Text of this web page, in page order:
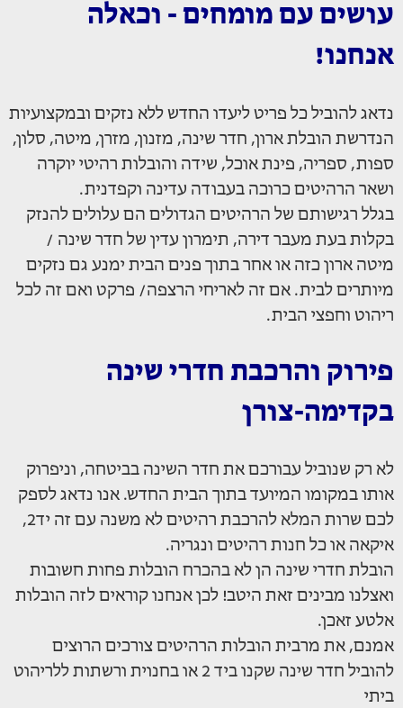
עושים עם מומחים - וכאלה
אנחנו!
נדאג להוביל כל פריט ליעדו החדש ללא נזקים ובמקצועיות
הנדרשת הובלת ארון, חדר שינה, מזנון, מזרן, מיטה, סלון,
ספות, ספריה, פינת אוכל, שידה והובלות רהיטי יוקרה
ושאר הרהיטים כרוכה בעבודה עדינה וקפדנית.
בגלל רגישותם של הרהיטים הגדולים הם עלולים להנזק
בקלות בעת מעבר דירה, תימרון עדין של חדר שינה /
מיטה ארון כזה או אחר בתוך פנים הבית ימנע גם נזקים
מיותרים לבית. אם זה לאריחי הרצפה/ פרקט ואם זה לכל
ריהוט וחפצי הבית.
פירוק והרכבת חדרי שינה
בקדימה-צורן
לא רק שנוביל עבורכם את חדר השינה בביטחה, וניפרוק
אותו במקומו המיועד בתוך הבית החדש. אנו נדאג לספק
לכם שרות המלא להרכבת רהיטים לא משנה עם זה יד2,
איקאה או כל חנות רהיטים ונגריה.
הובלת חדרי שינה הן לא בהכרח הובלות פחות חשובות
ואצלנו מבינים זאת היטב! לכן אנחנו קוראים לזה הובלות
אלטע זאכן.
אמנם, את מרבית הובלות הרהיטים צורכים הרוצים
להוביל חדר שינה שקנו ביד 2 או בחנוית ורשתות ללריהוט
ביתי